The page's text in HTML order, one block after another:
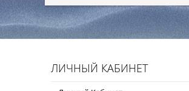
ЛИЧНЫЙ КАБИНЕТ